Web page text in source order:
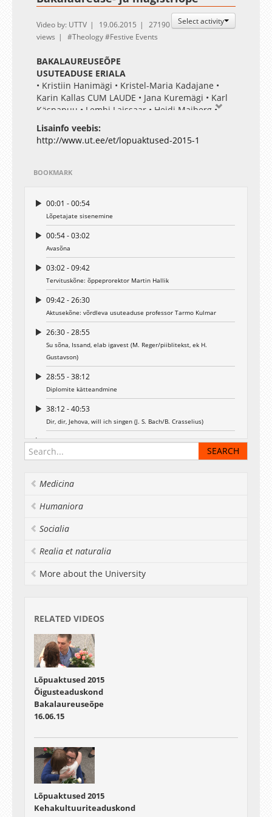
Select activity
Video by: UTTV 19.06.2015
27190
views
Theology Festive Events
BAKALAUREUSEÕPE
USUTEADUSE ERIALA
• Kristiin Hanimägi • Kristel-Maria Kadajane •
Karin Kallas CUM LAUDE • Jana Kuremägi • Karl
Käsnapuu • Lembi Laissaar • Heidi Maiberg •
Elise Nemliher • Anneli Olep • Iti-Liis Orro • Riina
Raudson • Marianne Torm-Johnson • Raul
Ukareda • •MAGISTRIÕPE
• Kalle Rebane • Laura Tabun • •
LAUDE • Frank Jüris • Hille Krusberg • Mikk
Tammik • Indrek Österman
Fotogalerii
Lisainfo veebis:
http://www.ut.ee/et/lopuaktused-2015-1
BOOKMARK
00:01 - 00:54
Lõpetajate sisenemine
00:54 - 03:02
Avasõna
03:02 - 09:42
Tervituskõne: õppeprorektor Martin Hallik
09:42 - 26:30
Aktusekõne: võrdleva usuteaduse professor Tarmo Kulmar
26:30 - 28:55
Su sõna, Issand, elab igavest (M. Reger/piiblitekst, ek H.
Gustavson)
28:55 - 38:12
Diplomite kätteandmine
38:12 - 40:53
Dir, dir, Jehova, will ich singen (J. S. Bach/B. Crasselius)
40:53 - 48:04
EELK peapiiskop Urmas Viilma tervitus
Lõpetajate sõnavõtt: Karin Kallas
55:19 - 58:20
Lõppsõna
00:58:58 - 01:00:43
Kalli-kalli, musi-musi
Medicina
Humaniora
Socialia
Realia et naturalia
More about the University
RELATED VIDEOS
Lõpuaktused 2015
Õigusteaduskond
Bakalaureuseõpe
16.06.15
Lõpuaktused 2015
Kehakultuuriteaduskond